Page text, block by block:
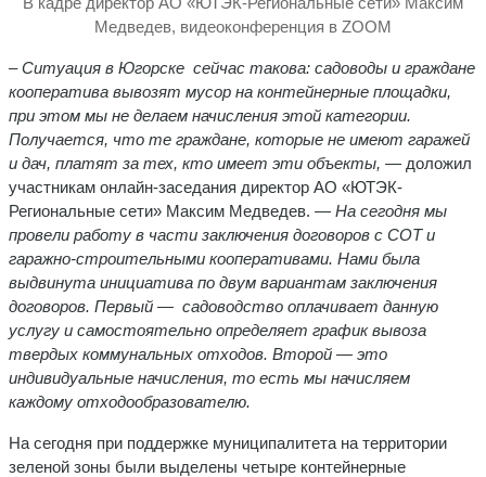
Медведев, видеоконференция в ZOOM
– Ситуация в Югорске сейчас такова: садоводы и граждане
кооператива вывозят мусор на контейнерные площадки,
при этом мы не делаем начисления этой категории.
Получается, что те граждане, которые не имеют гаражей
и дач, платят за тех, кто имеет эти объекты, — доложил
участникам онлайн-заседания директор АО «ЮТЭК-
Региональные сети» Максим Медведев. — На сегодня мы
провели работу в части заключения договоров с СОТ и
гаражно-строительными кооперативами. Нами была
выдвинута инициатива по двум вариантам заключения
договоров. Первый — садоводство оплачивает данную
услугу и самостоятельно определяет график вывоза
твердых коммунальных отходов. Второй — это
индивидуальные начисления, то есть мы начисляем
каждому отходообразователю.
На сегодня при поддержке муниципалитета на территории
зеленой зоны были выделены четыре контейнерные